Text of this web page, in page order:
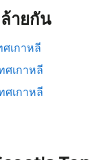
ายกัน
ศเกาหลี
ศเกาหลี
ศเกาหลี